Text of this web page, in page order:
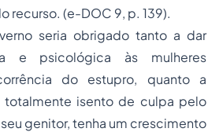
recurso. (e-DOC 9, p. 139).
seria obrigado tanto a dar
e psicológica às mulheres
do estupro, quanto a
totalmente isento de culpa pelo
genitor, tenha um crescimento